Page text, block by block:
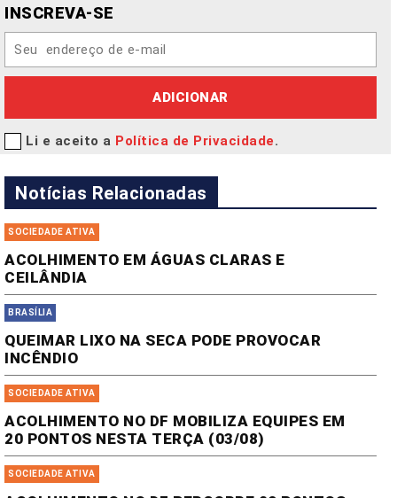
INSCREVA-SE
ADICIONAR
Li e aceito a Política de Privacidade.
Notícias Relacionadas
SOCIEDADE ATIVA
ACOLHIMENTO EM ÁGUAS CLARAS E
CEILÂNDIA
BRASÍLIA
QUEIMAR LIXO NA SECA PODE PROVOCAR
INCÊNDIO
SOCIEDADE ATIVA
ACOLHIMENTO NO DF MOBILIZA EQUIPES EM
20 PONTOS NESTA TERÇA (03/08)
SOCIEDADE ATIVA